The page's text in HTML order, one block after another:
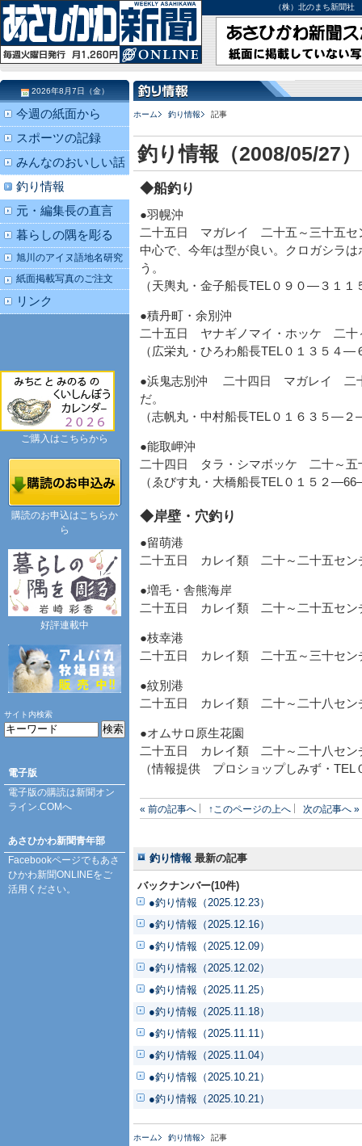
（株）北のまち新聞
ホーム 釣り情報 記事
釣り情報（2008/05/27）
◆船釣り
●羽幌沖
二十五日 マガレイ 二十五～三十五セ
中心で、今年は型が良い。クロガシラ
う。
（天輿丸・金子船長TEL０９０―３１
●積丹町・余別沖
二十五日 ヤナギノマイ・ホッケ 二十
（広栄丸・ひろわ船長TEL０１３５４
●浜鬼志別沖 二十四日 マガレイ 二十
だ。
（志帆丸・中村船長TEL０１６３５―
●能取岬沖
二十四日 タラ・シマボッケ 二十～五
（ゑびす丸・大橋船長TEL０１５２
◆岸壁・穴釣り
●留萌港
二十五日 カレイ類 二十～二十五セン
●増毛・舎熊海岸
二十五日 カレイ類 二十～二十五セン
●枝幸港
二十五日 カレイ類 二十五～三十セン
●紋別港
二十五日 カレイ類 二十～二十八セン
●オムサロ原生花園
二十五日 カレイ類 二十～二十八セン
（情報提供 プロショップしみず・
« 前の記事へ ↑このページの上へ 次の記事へ »
釣り情報 最新の記事
バックナンバー(10件)
●釣り情報（2025.12.23）
●釣り情報（2025.12.16）
●釣り情報（2025.12.09）
●釣り情報（2025.12.02）
●釣り情報（2025.11.25）
●釣り情報（2025.11.18）
●釣り情報（2025.11.11）
●釣り情報（2025.11.04）
●釣り情報（2025.10.21）
●釣り情報（2025.10.21）
ホーム 釣り情報 記事
2026年8月7日（金）
今週の紙面から
スポーツの記録
みんなのおいしい話
釣り情報
元・編集長の直言
暮らしの隅を彫る
旭川のアイヌ語地名研究
紙面掲載写真のご注文
リンク
ご購入はこちらから
購読のお申込はこちらか
ら
好評連載中
サイト内検索
電子版
電子版の購読は新聞オン
ライン.COMへ
あさひかわ新聞青年部
Facebookページでもあさ
ひかわ新聞ONLINEをご
活用ください。